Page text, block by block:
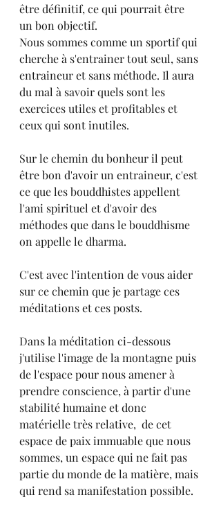
être définitif, ce qui pourrait être
un bon objectif.
Nous sommes comme un sportif qui
cherche à s'entrainer tout seul, sans
entraineur et sans méthode. Il aura
du mal à savoir quels sont les
exercices utiles et profitables et
ceux qui sont inutiles.
Sur le chemin du bonheur il peut
être bon d'avoir un entraineur, c'est
ce que les bouddhistes appellent
l'ami spirituel et d'avoir des
méthodes que dans le bouddhisme
on appelle le dharma.
C'est avec l'intention de vous aider
sur ce chemin que je partage ces
méditations et ces posts.
Dans la méditation ci-dessous
j'utilise l'image de la montagne puis
de l'espace pour nous amener à
prendre conscience, à partir d'une
stabilité humaine et donc
matérielle très relative,  de cet
espace de paix immuable que nous
sommes, un espace qui ne fait pas
partie du monde de la matière, mais
qui rend sa manifestation possible.